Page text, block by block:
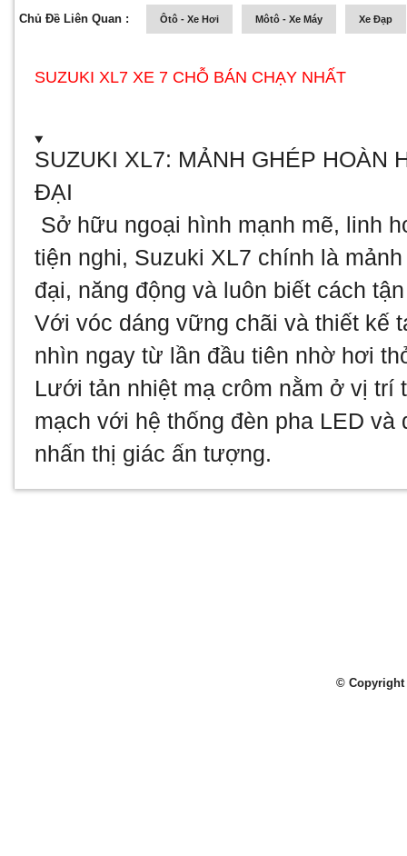
Chủ Đề Liên Quan : Ôtô - Xe Hơi Môtô - Xe Máy Xe Đạp
SUZUKI XL7 XE 7 CHỖ BÁN CHẠY NHẤT
SUZUKI XL7: MẢNH GHÉP HOÀN
ĐẠI
Sở hữu ngoại hình mạnh mẽ, linh
tiện nghi, Suzuki XL7 chính là
đại, năng động và luôn biết cách
Với vóc dáng vững chãi và thiết kế
nhìn ngay từ lần đầu tiên nhờ hơi
Lưới tản nhiệt mạ crôm nằm ở vị trí
mạch với hệ thống đèn pha LED
nhấn thị giác ấn tượng.
© Copyright